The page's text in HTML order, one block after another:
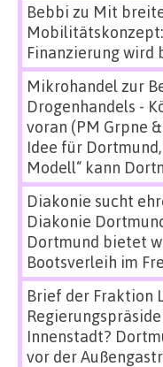
Bebbi zu Mit
Finanzierung wird
Mikrohandel zur
Drogenhandels -
voran (PM Grpne
Idee für
Modell“ kann
Diakonie sucht
Diakonie
Dortmund bietet
Bootsverleih im
Brief der Fraktion
Innenstadt?
vor der